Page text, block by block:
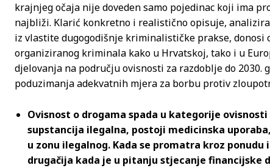
krajnjeg očaja nije doveden samo pojedinac koji ima
najbliži. Klarić konkretno i realistično opisuje,
iz vlastite dugogodišnje kriminalističke prakse, donosi
organiziranog kriminala kako u Hrvatskoj, tako i u
djelovanja na području ovisnosti za razdoblje do 2030.
poduzimanja adekvatnih mjera za borbu protiv
Ovisnost o drogama spada u kategorije
supstancija ilegalna, postoji medicinska
u zonu ilegalnog. Kada se promatra kroz
drugačija kada je u pitanju stjecanje financijske